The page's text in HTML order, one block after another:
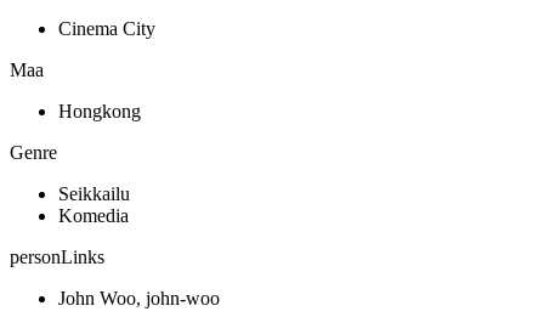
Cinema City
Maa
Hongkong
Genre
Seikkailu
Komedia
personLinks
John Woo, john-woo